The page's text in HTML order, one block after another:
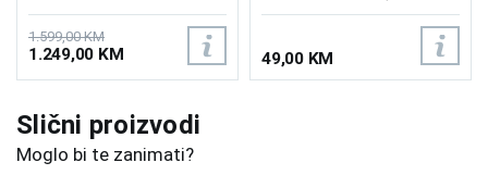
1.599,00 KM
1.249,00 KM 49,00 KM
Slični proizvodi
Moglo bi te zanimati?